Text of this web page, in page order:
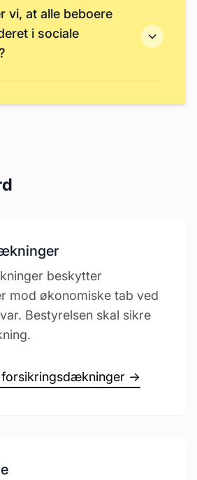
vi, at alle beboere
i sociale
beskytter
mod økonomiske tab ved
Bestyrelsen skal sikre
→